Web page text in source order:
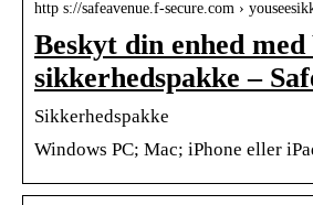
http s://safeavenue.f-secure.com ›
Beskyt din enhed med
sikkerhedspakke –
Sikkerhedspakke
Windows PC; Mac; iPhone eller